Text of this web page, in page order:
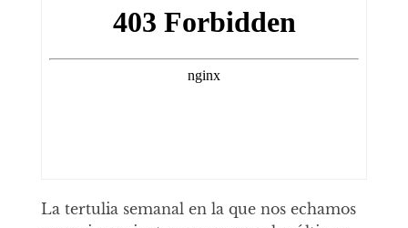
La tertulia semanal en la que nos echamos